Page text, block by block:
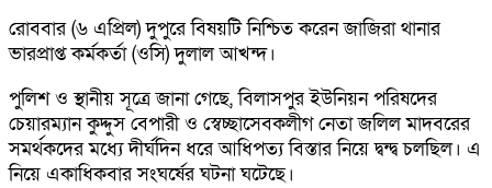
রোববার (৬ এপ্রিল) দুপুরে বিষয়টি নিশ্চিত করেন জাজিরা থানার
ভারপ্রাপ্ত কর্মকর্তা (ওসি) দুলাল আখন্দ।
পুলিশ ও স্থানীয় সূত্রে জানা গেছে, বিলাসপুর ইউনিয়ন পরিষদের
চেয়ারম্যান কুদ্দুস বেপারী ও স্বেচ্ছাসেবকলীগ নেতা জলিল মাদবরের
সমর্থকদের মধ্যে দীর্ঘদিন ধরে আধিপত্য বিস্তার নিয়ে দ্বন্দ্ব চলছিল। এ
নিয়ে একাধিকবার সংঘর্ষের ঘটনা ঘটেছে।